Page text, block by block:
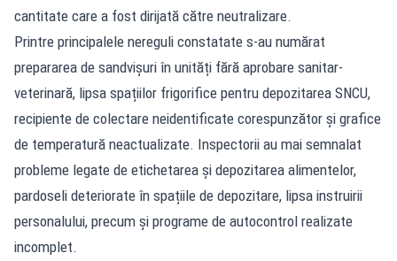
cantitate care a fost dirijată către neutralizare.
Printre principalele nereguli constatate s-au numărat
prepararea de sandvișuri în unități fără aprobare sanitar-
veterinară, lipsa spațiilor frigorifice pentru depozitarea SNCU,
recipiente de colectare neidentificate corespunzător și grafice
de temperatură neactualizate. Inspectorii au mai semnalat
probleme legate de etichetarea și depozitarea alimentelor,
pardoseli deteriorate în spațiile de depozitare, lipsa instruirii
personalului, precum și programe de autocontrol realizate
incomplet.